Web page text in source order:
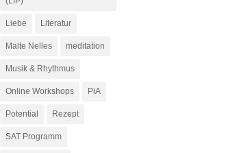
Liebe Literatur
Malte Nelles meditation
Musik & Rhythmus
Online Workshops PiA
Potential Rezept
SAT Programm